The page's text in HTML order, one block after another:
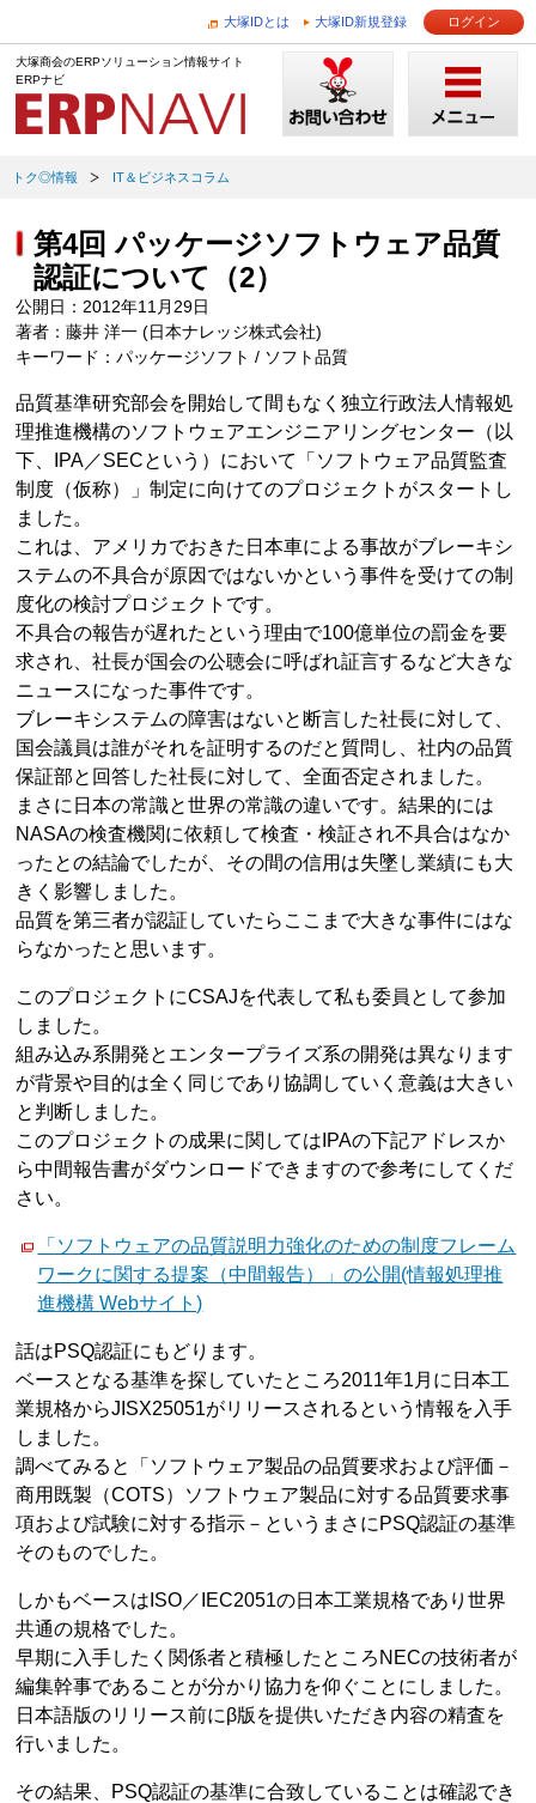
大塚IDとは 大塚ID新規登録 ログイン
大塚商会のERPソリューション情報サイト
ERPナビ
トク◎情報 IT＆ビジネスコラム
第4回 パッケージソフトウェア品質
認証について（2）
公開日：2012年11月29日
著者：藤井 洋一 (日本ナレッジ株式会社)
キーワード：パッケージソフト / ソフト品質
品質基準研究部会を開始して間もなく独立行政法人情報処
理推進機構のソフトウェアエンジニアリングセンター（以
下、IPA／SECという）において「ソフトウェア品質監査
制度（仮称）」制定に向けてのプロジェクトがスタートし
ました。
これは、アメリカでおきた日本車による事故がブレーキシ
ステムの不具合が原因ではないかという事件を受けての制
度化の検討プロジェクトです。
不具合の報告が遅れたという理由で100億単位の罰金を要
求され、社長が国会の公聴会に呼ばれ証言するなど大きな
ニュースになった事件です。
ブレーキシステムの障害はないと断言した社長に対して、
国会議員は誰がそれを証明するのだと質問し、社内の品質
保証部と回答した社長に対して、全面否定されました。
まさに日本の常識と世界の常識の違いです。結果的には
NASAの検査機関に依頼して検査・検証され不具合はなか
ったとの結論でしたが、その間の信用は失墜し業績にも大
きく影響しました。
品質を第三者が認証していたらここまで大きな事件にはな
らなかったと思います。
このプロジェクトにCSAJを代表して私も委員として参加
しました。
組み込み系開発とエンタープライズ系の開発は異なります
が背景や目的は全く同じであり協調していく意義は大きい
と判断しました。
このプロジェクトの成果に関してはIPAの下記アドレスか
ら中間報告書がダウンロードできますので参考にしてくだ
さい。
「ソフトウェアの品質説明力強化のための制度フレーム
ワークに関する提案（中間報告）」の公開(情報処理推
進機構 Webサイト)
話はPSQ認証にもどります。
ベースとなる基準を探していたところ2011年1月に日本工
業規格からJISX25051がリリースされるという情報を入手
しました。
調べてみると「ソフトウェア製品の品質要求および評価－
商用既製（COTS）ソフトウェア製品に対する品質要求事
項および試験に対する指示－というまさにPSQ認証の基準
そのものでした。
しかもベースはISO／IEC2051の日本工業規格であり世界
共通の規格でした。
早期に入手したく関係者と積極したところNECの技術者が
編集幹事であることが分かり協力を仰ぐことにしました。
日本語版のリリース前にβ版を提供いただき内容の精査を
行いました。
その結果、PSQ認証の基準に合致していることは確認でき